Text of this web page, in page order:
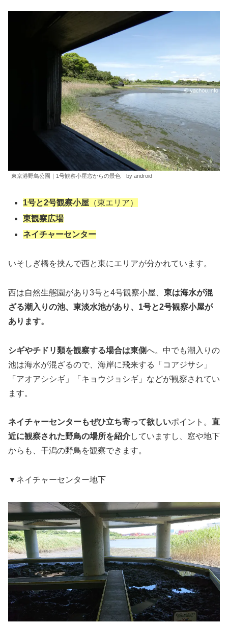
東京港野鳥公園｜1号観察小屋窓からの景色 by android
1号と2号観察小屋 （東エリア）
東観察広場
ネイチャーセンター
いそしぎ橋を挟んで西と東にエリアが分かれています。
西は自然生態園があり3号と4号観察小屋、 東は海水が混
ざる潮入りの池、東淡水池があり、1号と2号観察小屋が
あります。
シギやチドリ類を観察する場合は東側へ。中でも潮入りの
池は海水が混ざるので、海岸に飛来する「コアジサシ」
「アオアシシギ」「キョウジョシギ」などが観察されてい
ます。
ネイチャーセンターもぜひ立ち寄って欲しいポイント。 直
近に観察された野鳥の場所を紹介していますし、窓や地下
からも、干潟の野鳥を観察できます。
▼ネイチャーセンター地下